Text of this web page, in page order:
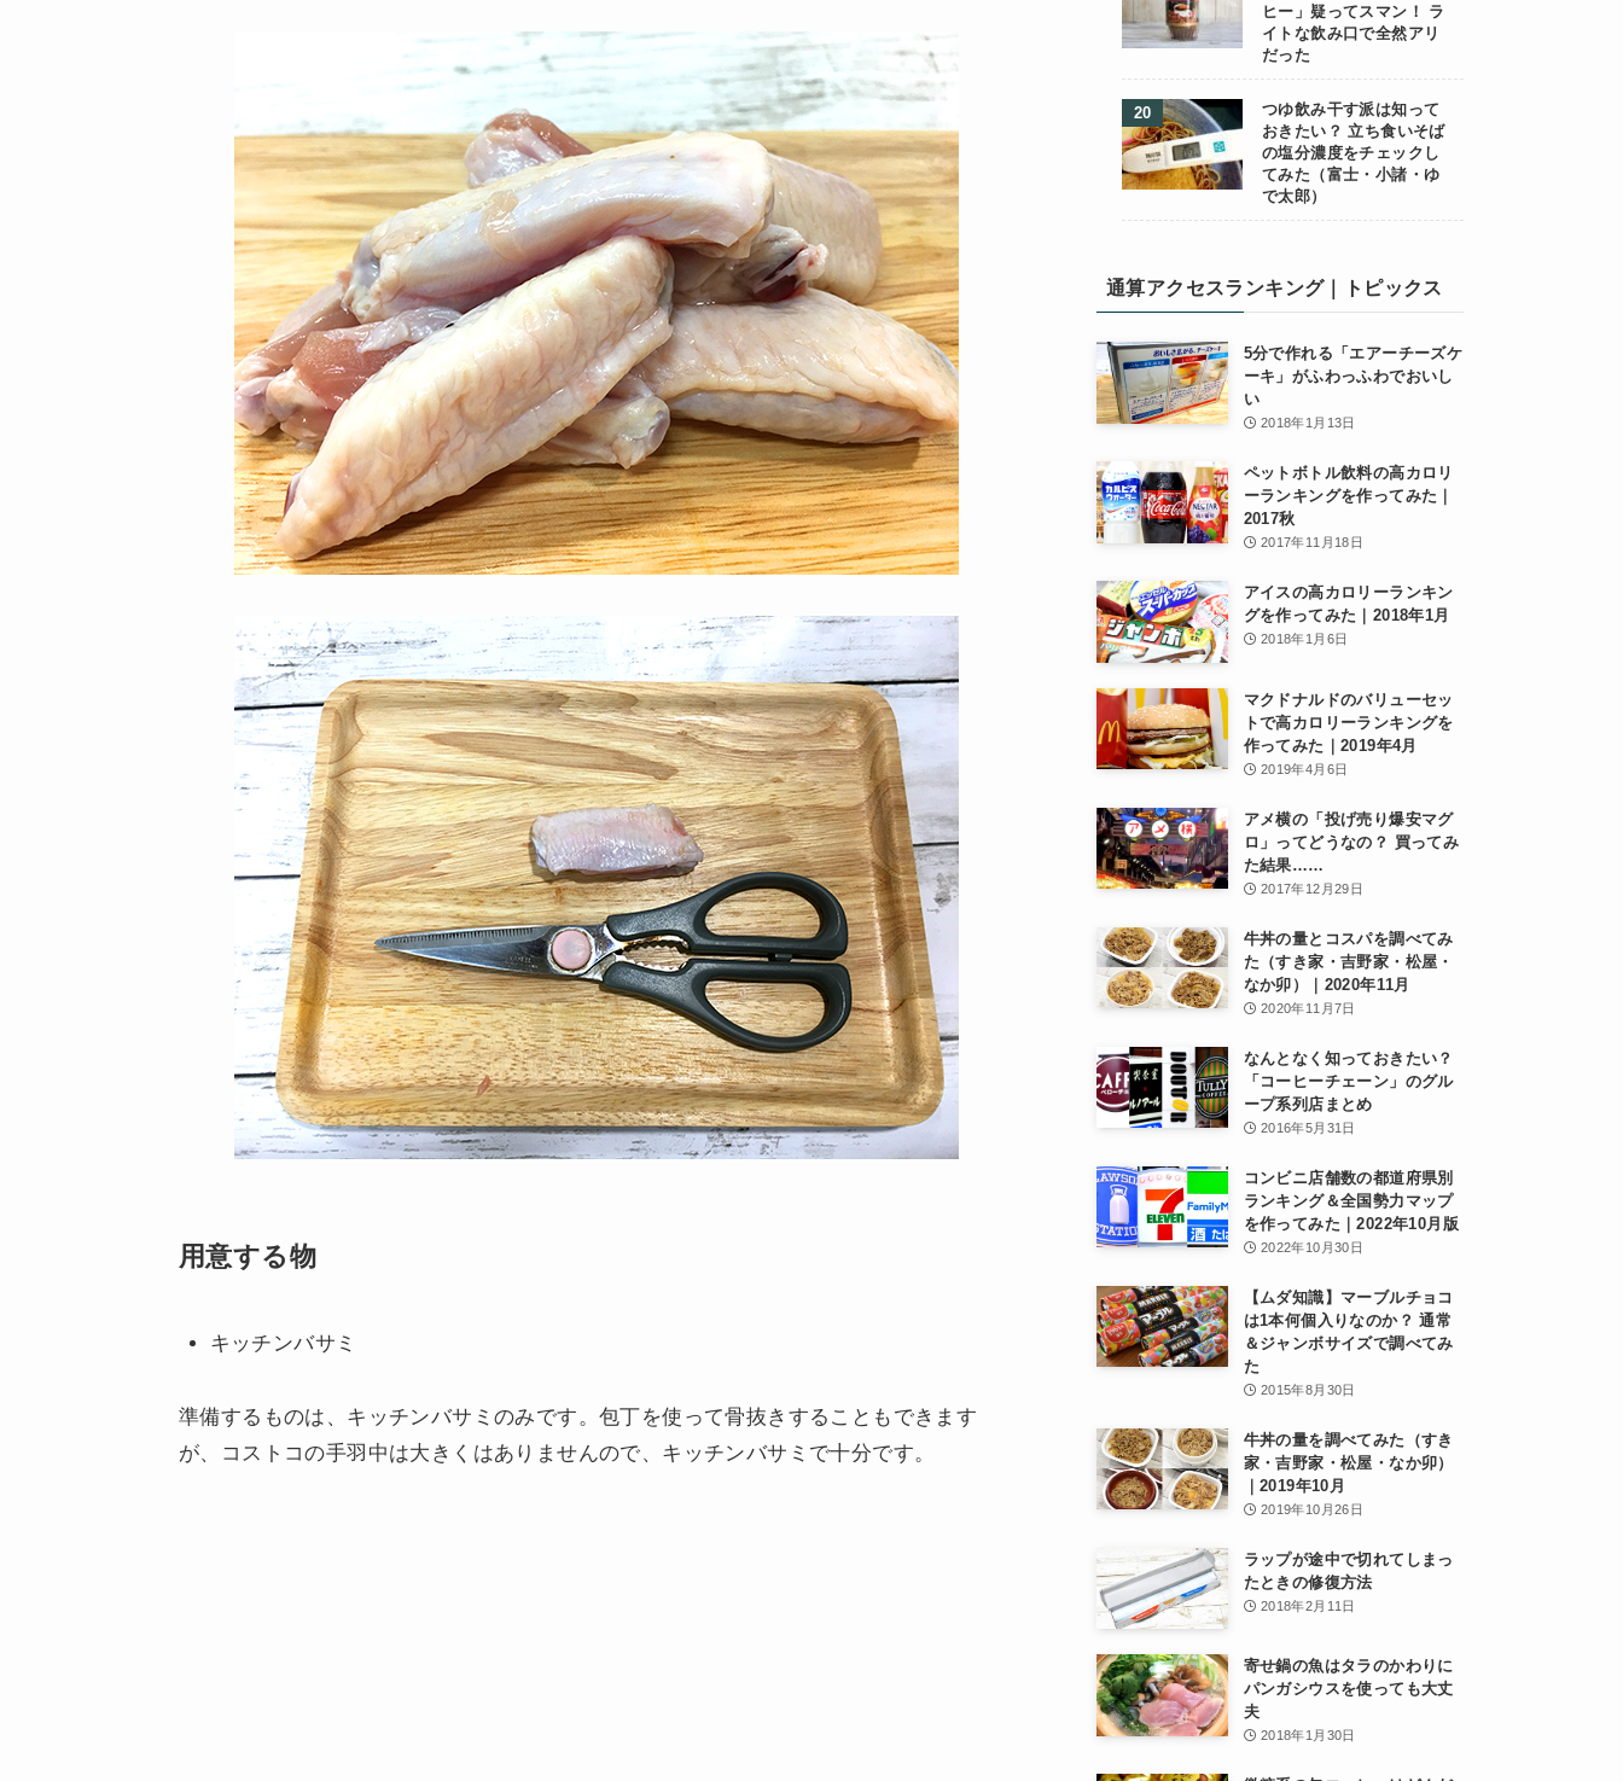
用意する物
キッチンバサミ
準備するものは、キッチンバサミのみです。包丁を使って骨抜きすることもできます
が、コストコの手羽中は大きくはありませんので、キッチンバサミで十分です。
ヒー」疑ってスマン！ ラ
イトな飲み口で全然アリ
だった
つゆ飲み干す派は知って
おきたい？ 立ち食いそば
の塩分濃度をチェックし
てみた（富士・小諸・ゆ
で太郎）
通算アクセスランキング｜トピックス
5分で作れる「エアーチーズケ
ーキ」がふわっふわでおいし
い
2018年1月13日
ペットボトル飲料の高カロリ
ーランキングを作ってみた｜
2017秋
2017年11月18日
アイスの高カロリーランキン
グを作ってみた｜2018年1月
2018年1月6日
マクドナルドのバリューセッ
トで高カロリーランキングを
作ってみた｜2019年4月
2019年4月6日
アメ横の「投げ売り爆安マグ
ロ」ってどうなの？ 買ってみ
た結果……
2017年12月29日
牛丼の量とコスパを調べてみ
た（すき家・吉野家・松屋・
なか卯）｜2020年11月
2020年11月7日
なんとなく知っておきたい？
「コーヒーチェーン」のグル
ープ系列店まとめ
2016年5月31日
コンビニ店舗数の都道府県別
ランキング＆全国勢力マップ
を作ってみた｜2022年10月版
2022年10月30日
【ムダ知識】マーブルチョコ
は1本何個入りなのか？ 通常
＆ジャンボサイズで調べてみ
た
2015年8月30日
牛丼の量を調べてみた（すき
家・吉野家・松屋・なか卯）
｜2019年10月
2019年10月26日
ラップが途中で切れてしまっ
たときの修復方法
2018年2月11日
寄せ鍋の魚はタラのかわりに
パンガシウスを使っても大丈
夫
2018年1月30日